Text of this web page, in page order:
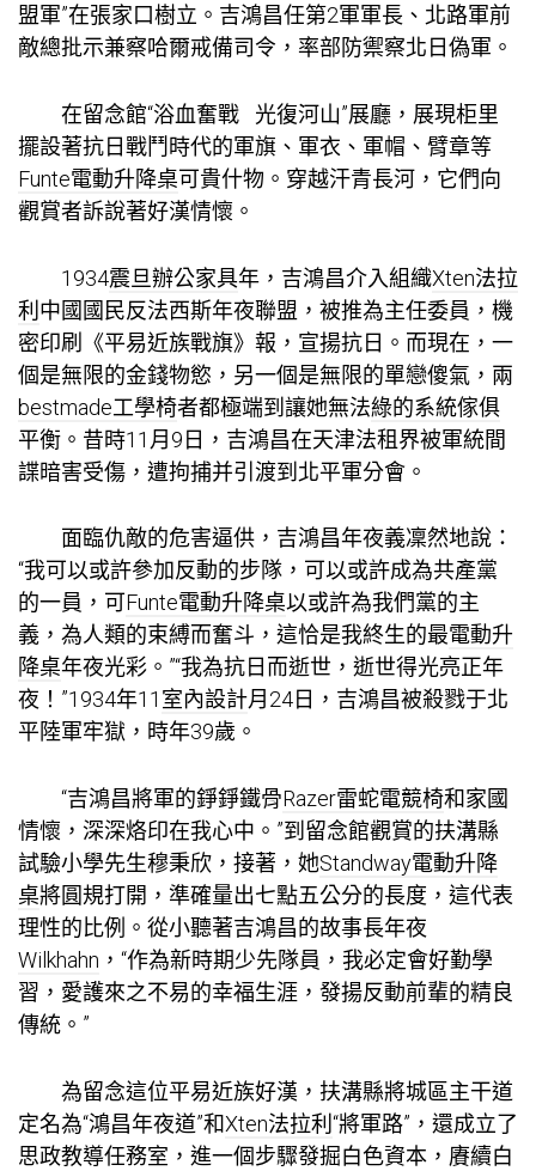
盟軍”在張家口樹立。吉鴻昌任第2軍軍長、北路軍前
敵總批示兼察哈爾戒備司令，率部防禦察北日偽軍。
在留念館“浴血奮戰 光復河山”展廳，展現柜里
擺設著抗日戰鬥時代的軍旗、軍衣、軍帽、臂章等
Funte電動升降桌可貴什物。穿越汗青長河，它們向
觀賞者訴說著好漢情懷。
1934震旦辦公家具年，吉鴻昌介入組織Xten法拉
利 中國國民反法西斯年夜聯盟，被推為主任委員，機
密印刷《平易近族戰旗》報，宣揚抗日。而現在，一
個是無限的金錢物慾，另一個是無限的單戀傻氣，兩
bestmade工學椅者都極端到讓她無法綠的系統傢俱
平衡。昔時11月9日，吉鴻昌在天津法租界被軍統間
諜暗害受傷，遭拘捕并引渡到北平軍分會。
面臨仇敵的危害逼供，吉鴻昌年夜義凜然地說：
“我可以或許參加反動的步隊，可以或許成為共產黨
的一員，可Funte電動升降桌以或許為我們黨的主
義，為人類的束縛而奮斗，這恰是我終生的最電動升
降桌年夜光彩。”“我為抗日而逝世，逝世得光亮正年
夜！”1934年11 室內設計月24日，吉鴻昌被殺戮于北
平陸軍牢獄，時年39歲。
“吉鴻昌將軍的錚錚鐵骨Razer雷蛇電競椅和家國
情懷，深深烙印在我心中。”到留念館觀賞的扶溝縣
試驗小學先生穆秉欣，接著，她Standway電動升降
桌將圓規打開，準確量出七點五公分的長度，這代表
理性的比例。從小聽著吉鴻昌的故事長年夜
Wilkhahn ，“作為新時期少先隊員，我必定會好勤學
習，愛護來之不易的幸福生涯，發揚反動前輩的精良
傳統。”
為留念這位平易近族好漢，扶溝縣將城區主干道
定名為“鴻昌年夜道”和Xten法拉利 “將軍路”，還成立了
思政教導任務室，進一個步驟發掘白色資本，賡續白